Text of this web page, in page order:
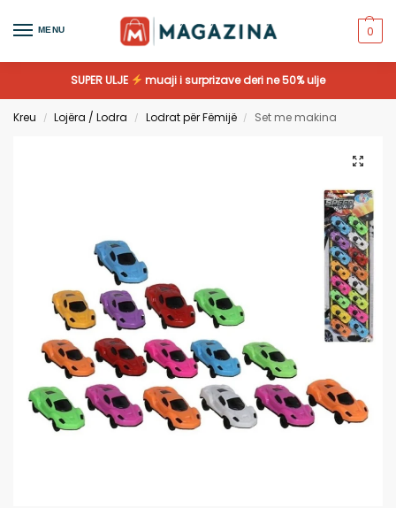
MENU 0
SUPER ULJE muaji i surprizave deri ne 50% ulje
Kreu / Lojëra / Lodra / Lodrat për Fëmijë / Set me makina